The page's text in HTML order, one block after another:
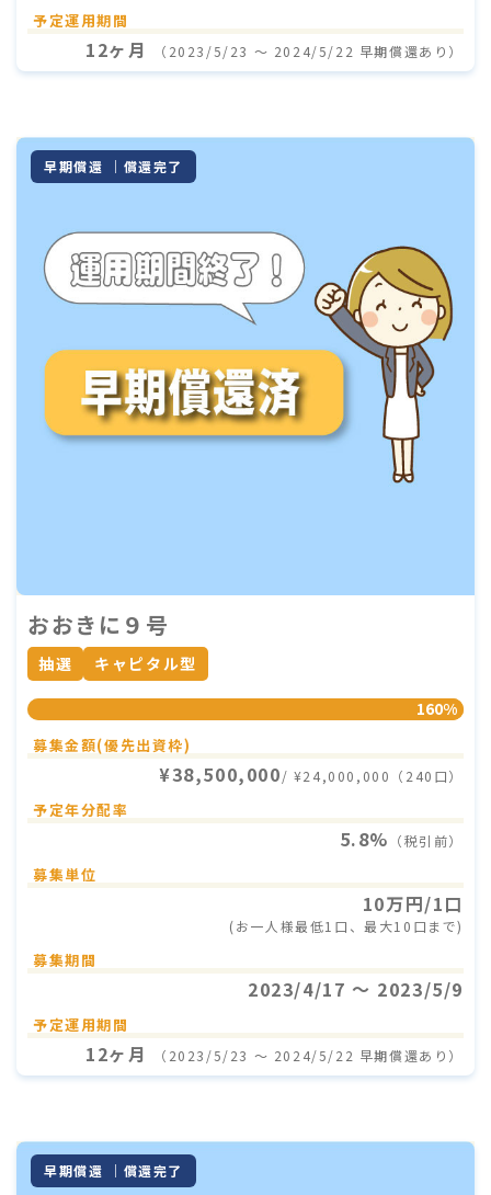
予定運用期間
12ヶ月 （2023/5/23 〜 2024/5/22 早期償還あり）
早期償還 ｜償還完了
おおきに９号
抽選 キャピタル型
160%
募集金額(優先出資枠)
¥38,500,000/ ¥24,000,000（240口）
予定年分配率
5.8% （税引前）
募集単位
10万円/1口
(お一人様最低1口、最大10口まで)
募集期間
2023/4/17 〜 2023/5/9
予定運用期間
12ヶ月 （2023/5/23 〜 2024/5/22 早期償還あり）
早期償還 ｜償還完了